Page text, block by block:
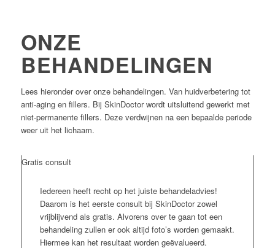
ONZE
BEHANDELINGEN
Lees hieronder over onze behandelingen. Van huidverbetering tot
anti-aging en fillers. Bij SkinDoctor wordt uitsluitend gewerkt met
niet-permanente fillers. Deze verdwijnen na een bepaalde periode
weer uit het lichaam.
Gratis consult
Iedereen heeft recht op het juiste behandeladvies!
Daarom is het eerste consult bij SkinDoctor zowel
vrijblijvend als gratis. Alvorens over te gaan tot een
behandeling zullen er ook altijd foto’s worden gemaakt.
Hiermee kan het resultaat worden geëvalueerd.